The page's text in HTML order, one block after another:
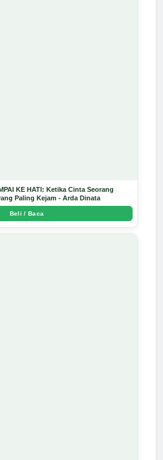
KE HATI: Ketika Cinta Seorang
Paling Kejam - Arda Dinata
Beli / Baca